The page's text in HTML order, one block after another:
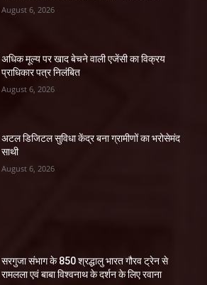
August 6, 2026
अधिक मूल्य पर खाद बेचने वाली एजेंसी का विक्रय
प्राधिकार पत्र निलंबित
August 6, 2026
अटल डिजिटल सुविधा केंद्र बना ग्रामीणों का भरोसेमंद
साथी
August 6, 2026
सरगुजा संभाग के 850 श्रद्धालु भारत गौरव ट्रेन से
रामलला एवं बाबा विश्वनाथ के दर्शन के लिए रवाना